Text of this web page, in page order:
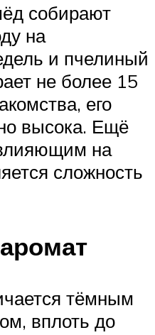
собирают
на
и пчелиный
не более 15
его
высока. Ещё
на
сложность
тёмным
вплоть до